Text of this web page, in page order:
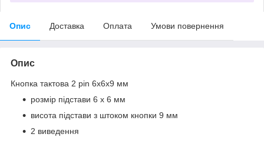
Опис Доставка Оплата Умови повернення
Опис
Кнопка тактова 2 pin 6х6х9 мм
розмір підстави 6 х 6 мм
висота підстави з штоком кнопки 9 мм
2 виведення